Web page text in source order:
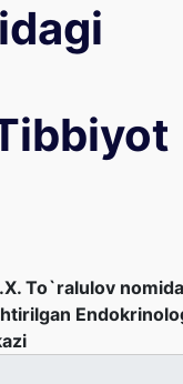
To`ralulov